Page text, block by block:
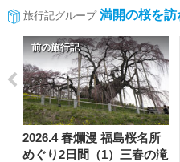
旅行記グループ 満開の桜を訪
前の旅行記
2026.4 春爛漫 福島桜名所
めぐり2日間（1）三春の滝